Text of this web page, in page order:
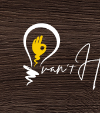
Ga
naar
inhoud